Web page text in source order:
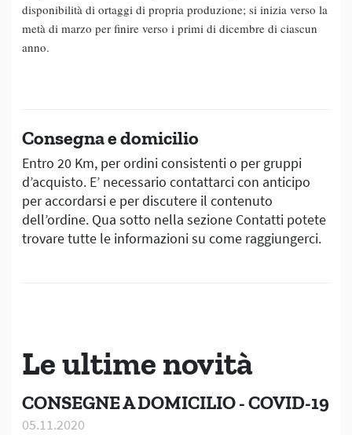
disponibilità di ortaggi di propria produzione; si inizia verso la
metà di marzo per finire verso i primi di dicembre di ciascun
anno.
Consegna e domicilio
Entro 20 Km, per ordini consistenti o per gruppi
d’acquisto. E’ necessario contattarci con anticipo
per accordarsi e per discutere il contenuto
dell’ordine. Qua sotto nella sezione Contatti potete
trovare tutte le informazioni su come raggiungerci.
Le ultime novità
CONSEGNE A DOMICILIO - COVID-19
05.11.2020